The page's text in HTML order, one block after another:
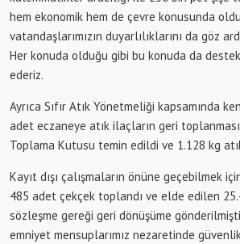
hem ekonomik hem de çevre konusunda
vatandaşlarımızın duyarlılıklarını da göz
Her konuda olduğu gibi bu konuda da
ederiz.
Ayrıca Sıfır Atık Yönetmeliği kapsamında
adet eczaneye atık ilaçların geri
Toplama Kutusu temin edildi ve 1.128 kg
Kayıt dışı çalışmaların önüne geçebilmek
485 adet çekçek toplandı ve elde edilen
sözleşme gereği geri dönüşüme
emniyet mensuplarımız nezaretinde